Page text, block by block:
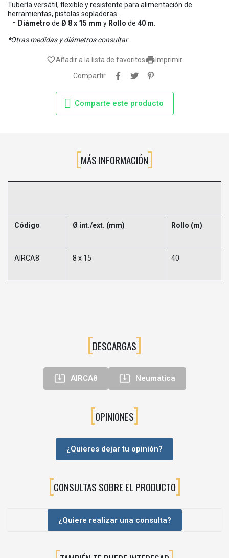
Tubería versátil, flexible y resistente para alimentación de
herramientas, pistolas sopladoras..
Diámetro de Ø 8 x 15 mm y Rollo de 40 m.
*Otras medidas y diámetros consultar
 Imprimir
favorite_borderAñadir a la lista de favoritos
Compartir
Comparte este producto
MÁS INFORMACIÓN
Código Ø int./ext. (mm) Rollo (m)
AIRCA8 8 x 15 40
DESCARGAS
 AIRCA8  Neumatica
OPINIONES
¿Quieres dejar tu opinión?
CONSULTAS SOBRE EL PRODUCTO
¿Quiere realizar una consulta?